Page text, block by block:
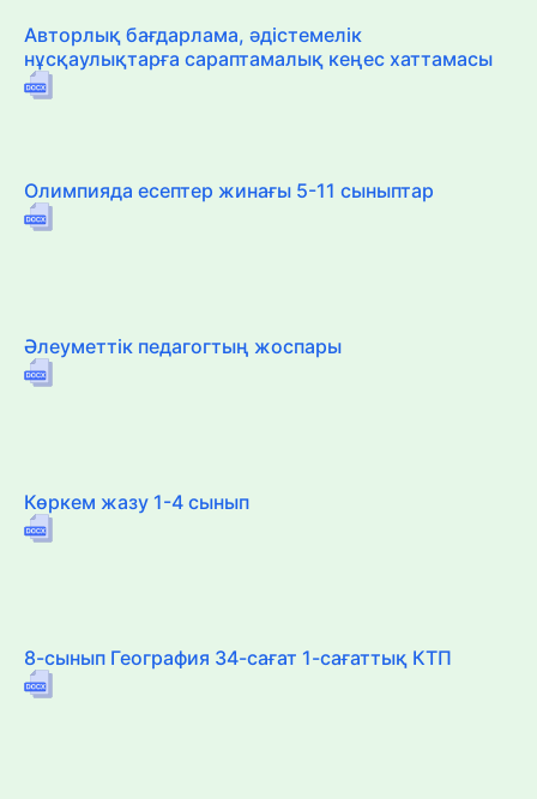
Авторлық бағдарлама, әдістемелік
нұсқаулықтарға сараптамалық кеңес хаттамасы
Олимпияда есептер жинағы 5-11 сыныптар
Әлеуметтік педагогтың жоспары
Көркем жазу 1-4 сынып
8-сынып География 34-сағат 1-сағаттық КТП